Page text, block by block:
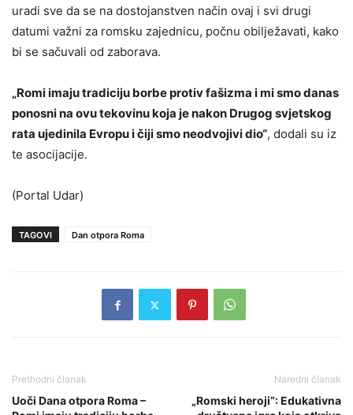
uradi sve da se na dostojanstven način ovaj i svi drugi
datumi važni za romsku zajednicu, počnu obilježavati, kako
bi se sačuvali od zaborava.
„Romi imaju tradiciju borbe protiv fašizma i mi smo danas
ponosni na ovu tekovinu koja je nakon Drugog svjetskog
rata ujedinila Evropu i čiji smo neodvojivi dio“, dodali su iz
te asocijacije.
(Portal Udar)
TAGOVI Dan otpora Roma
Prethodni članak
Uoči Dana otpora Roma –
Naredni članak
„Romski heroji“: Edukativna